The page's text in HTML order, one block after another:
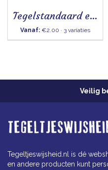
Tegelstandaard ezel
Vanaf: €2.00 · 3 variaties
Veilig
Tegeltjeswijsheid.nl is dé
en andere producten kunt